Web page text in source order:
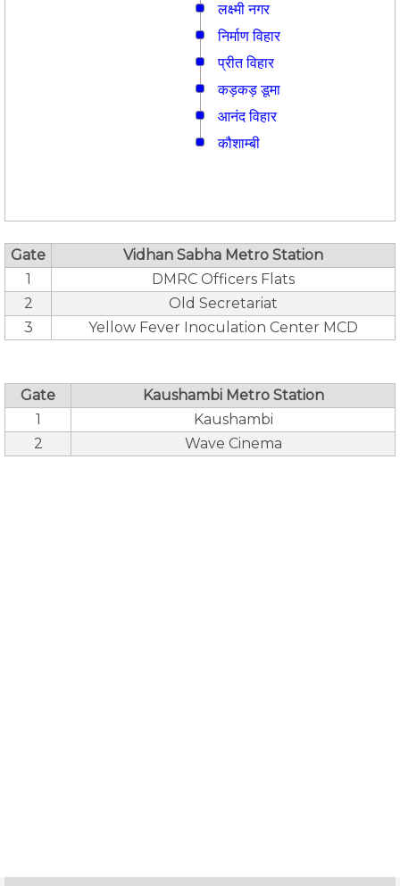
लक्ष्मी नगर
निर्माण विहार
प्रीत विहार
कड़कड़ डूमा
आनंद विहार
कौशाम्बी
Gate
Vidhan Sabha Metro Station
1
DMRC Officers Flats
2
Old Secretariat
3
Yellow Fever Inoculation Center MCD
Gate
Kaushambi Metro Station
1
Kaushambi
2
Wave Cinema